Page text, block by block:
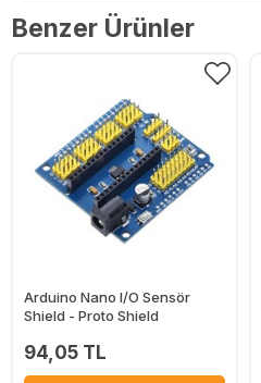
Benzer Ürünler
Arduino Nano I/O Sensör
Shield - Proto Shield
94,05 TL